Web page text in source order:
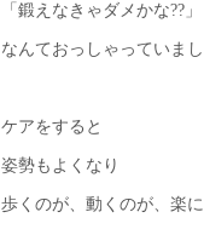
「鍛えなきゃダメかな??」
なんておっしゃっていまし
ケアをすると
姿勢もよくなり
歩くのが、動くのが、楽